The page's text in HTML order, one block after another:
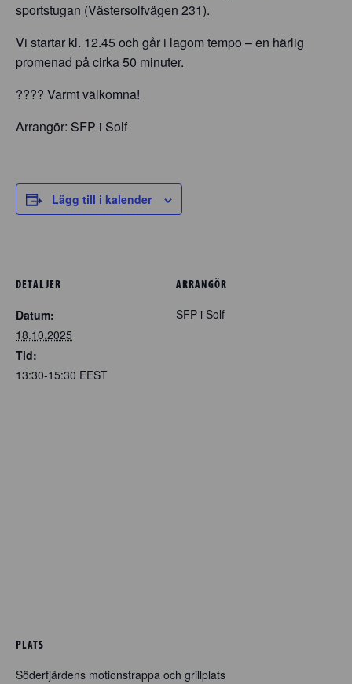
sportstugan (Västersolfvägen 231).
Vi startar kl. 12.45 och går i lagom tempo – en härlig
promenad på cirka 50 minuter.
???? Varmt välkomna!
Arrangör: SFP i Solf
Lägg till i kalender
DETALJER
Datum:
18.10.2025
Tid:
13:30-15:30 EEST
ARRANGÖR
SFP i Solf
PLATS
Söderfjärdens motionstrappa och grillplats